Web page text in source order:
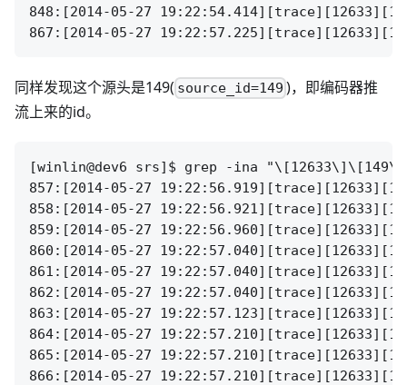
848:[2014-05-27
同样发现这个源头是149( source_id=149 )，即编码器推
流上来的id。
[winlin@dev6 srs]$ grep -ina
857:[2014-05-27
858:[2014-05-27
859:[2014-05-27
860:[2014-05-27
861:[2014-05-27
862:[2014-05-27
863:[2014-05-27
864:[2014-05-27
865:[2014-05-27
866:[2014-05-27